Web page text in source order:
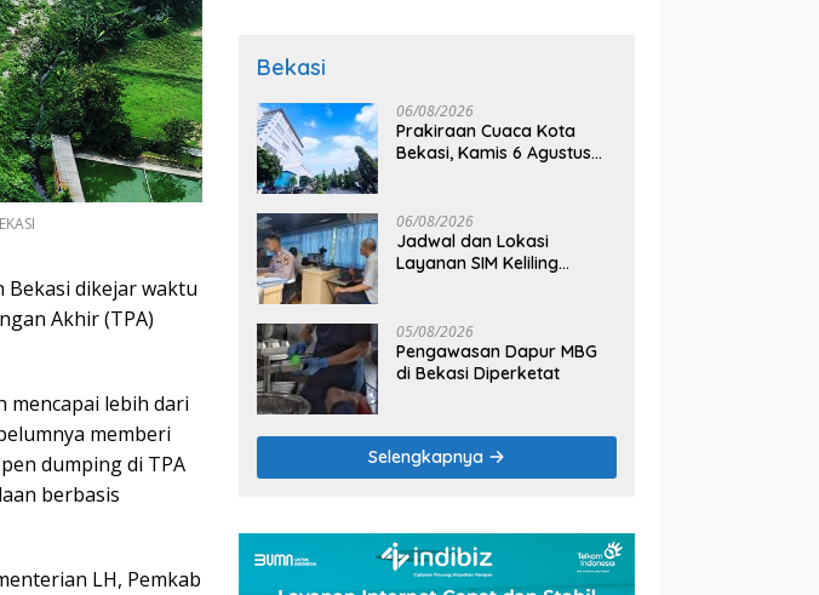
Bekasi dikejar waktu
Akhir (TPA)
mencapai lebih dari
memberi
dumping di TPA
berbasis
LH, Pemkab
Bekasi
06/08/2026
Prakiraan Cuaca Kota
Bekasi, Kamis 6 Agustus
06/08/2026
Jadwal dan Lokasi
Layanan SIM Keliling
05/08/2026
Pengawasan Dapur MBG
di Bekasi Diperketat
Selengkapnya